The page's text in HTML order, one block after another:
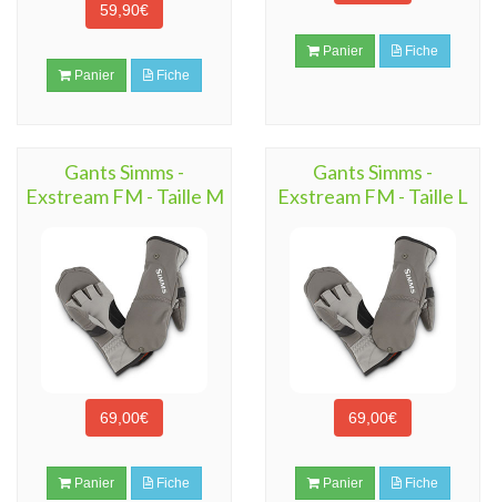
59,90€
Panier Fiche
Panier Fiche
Gants Simms -
Exstream FM - Taille M
69,00€
Panier Fiche
Gants Simms -
Exstream FM - Taille L
69,00€
Panier Fiche